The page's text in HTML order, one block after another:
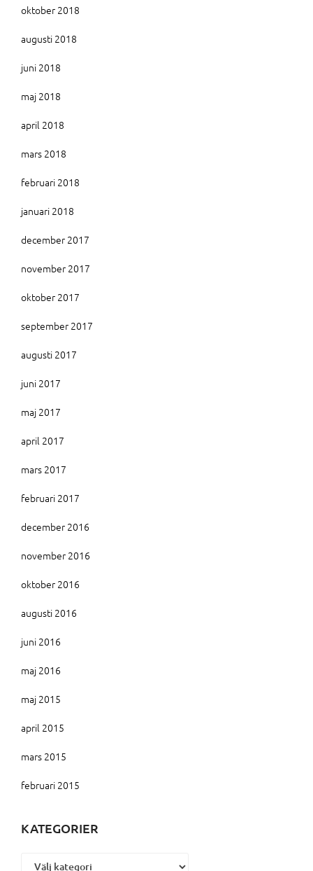
oktober 2018
augusti 2018
juni 2018
maj 2018
april 2018
mars 2018
februari 2018
januari 2018
december 2017
november 2017
oktober 2017
september 2017
augusti 2017
juni 2017
maj 2017
april 2017
mars 2017
februari 2017
december 2016
november 2016
oktober 2016
augusti 2016
juni 2016
maj 2016
maj 2015
april 2015
mars 2015
februari 2015
KATEGORIER
Kategorier